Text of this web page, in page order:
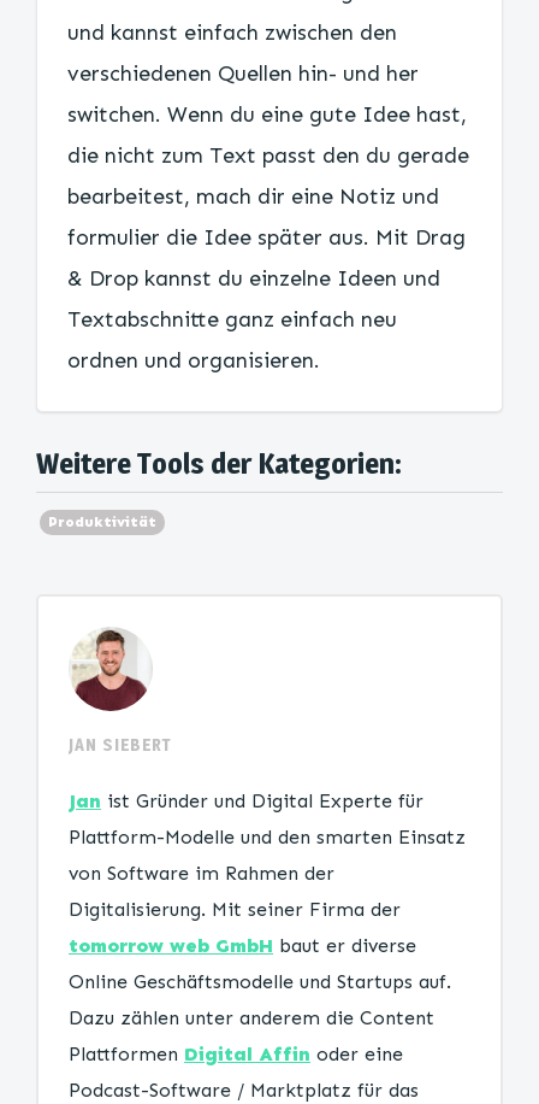
und kannst einfach zwischen den
verschiedenen Quellen hin- und her
switchen. Wenn du eine gute Idee hast,
die nicht zum Text passt den du gerade
bearbeitest, mach dir eine Notiz und
formulier die Idee später aus. Mit Drag
& Drop kannst du einzelne Ideen und
Textabschnitte ganz einfach neu
ordnen und organisieren.
Weitere Tools der Kategorien:
Produktivität
JAN SIEBERT
Jan ist Gründer und Digital Experte für
Plattform-Modelle und den smarten Einsatz
von Software im Rahmen der
Digitalisierung. Mit seiner Firma der
tomorrow web GmbH baut er diverse
Online Geschäftsmodelle und Startups auf.
Dazu zählen unter anderem die Content
Plattformen Digital Affin oder eine
Podcast-Software / Marktplatz für das